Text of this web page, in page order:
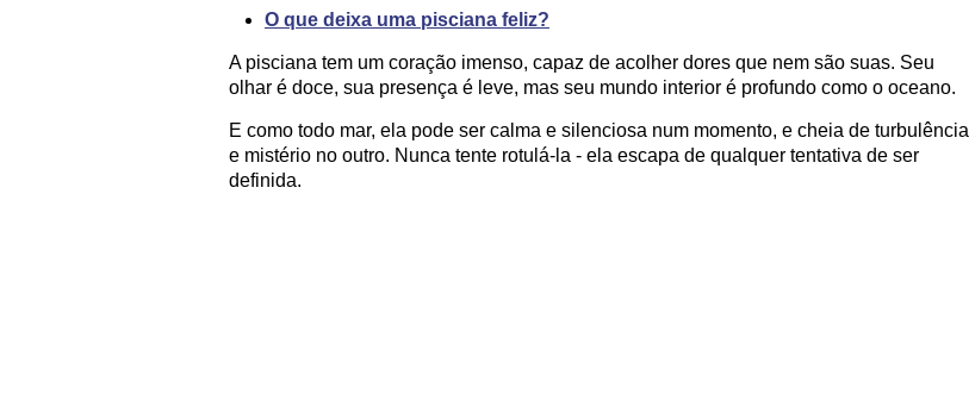
O que deixa uma pisciana feliz?
A pisciana tem um coração imenso, capaz de acolher dores que nem são suas. Seu
olhar é doce, sua presença é leve, mas seu mundo interior é profundo como o oceano.
E como todo mar, ela pode ser calma e silenciosa num momento, e cheia de turbulência
e mistério no outro. Nunca tente rotulá-la - ela escapa de qualquer tentativa de ser
definida.